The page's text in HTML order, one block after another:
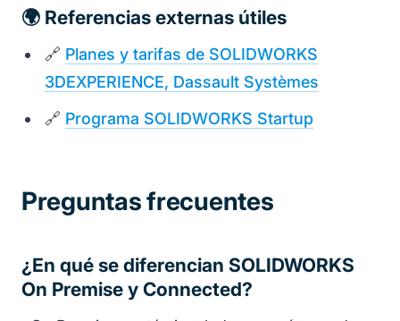
🌍 Referencias externas útiles
🔗 Planes y tarifas de SOLIDWORKS
3DEXPERIENCE, Dassault Systèmes
🔗 Programa SOLIDWORKS Startup
Preguntas frecuentes
¿En qué se diferencian SOLIDWORKS
On Premise y Connected?